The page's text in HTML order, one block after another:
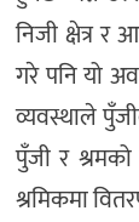
निजी क्षेत्र र
गरे पनि यो
व्यवस्थाले
पुँजी र श्रमको
श्रमिकमा